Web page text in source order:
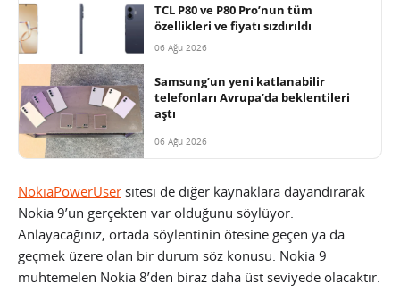
TCL P80 ve P80 Pro’nun tüm
özellikleri ve fiyatı sızdırıldı
06 Ağu 2026
Samsung’un yeni katlanabilir
telefonları Avrupa’da beklentileri
aştı
06 Ağu 2026
NokiaPowerUser sitesi de diğer kaynaklara dayandırarak
Nokia 9’un gerçekten var olduğunu söylüyor.
Anlayacağınız, ortada söylentinin ötesine geçen ya da
geçmek üzere olan bir durum söz konusu. Nokia 9
muhtemelen Nokia 8’den biraz daha üst seviyede olacaktır.